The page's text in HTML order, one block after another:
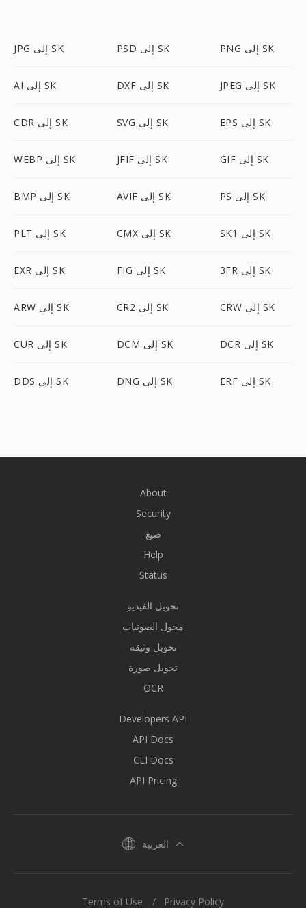
JPG إلى SK PSD إلى SK PNG إلى SK
AI إلى SK DXF إلى SK JPEG إلى SK
CDR إلى SK SVG إلى SK EPS إلى SK
WEBP إلى SK JFIF إلى SK GIF إلى SK
BMP إلى SK AVIF إلى SK PS إلى SK
PLT إلى SK CMX إلى SK SK1 إلى SK
EXR إلى SK FIG إلى SK 3FR إلى SK
ARW إلى SK CR2 إلى SK CRW إلى SK
CUR إلى SK DCM إلى SK DCR إلى SK
DDS إلى SK DNG إلى SK ERF إلى SK
About
Security
صيغ
Help
Status
تحويل الفيديو
محول الصوتيات
تحويل وثيقة
تحويل صورة
OCR
Developers API
API Docs
CLI Docs
API Pricing
العربية
Terms of Use Privacy Policy